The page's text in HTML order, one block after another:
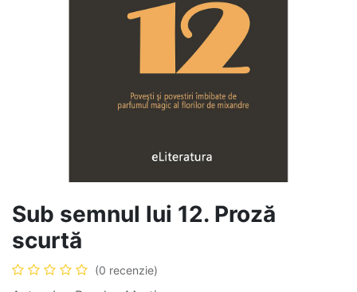
Sub semnul lui 12. Proză
scurtă
(0 recenzie)